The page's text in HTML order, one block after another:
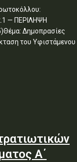
— ΠΕΡΙΛΗΨΗ
Δημοπρασίες
του Υφιστάμενου
Α΄